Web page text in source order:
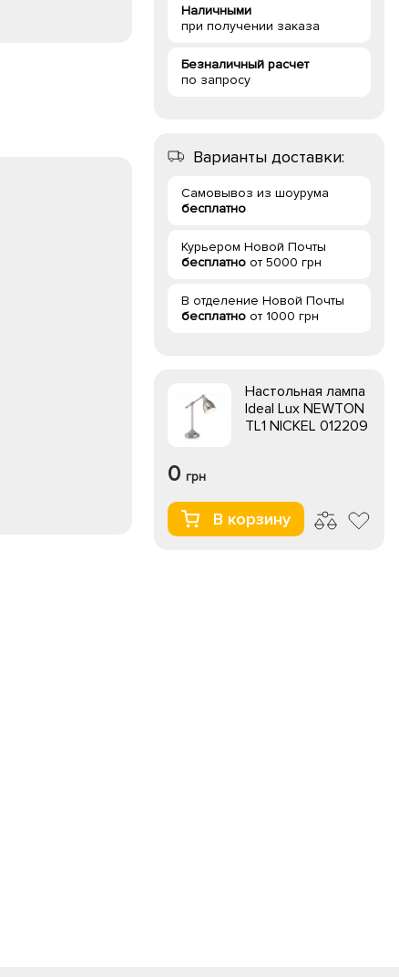
Наличными
при получении заказа
Безналичный расчет
по запросу
Варианты доставки:
Самовывоз из шоурума
бесплатно
Курьером Новой Почты
бесплатно от 5000 грн
В отделение Новой Почты
бесплатно от 1000 грн
Настольная лампа
Ideal Lux NEWTON
TL1 NICKEL 012209
0 грн
В корзину